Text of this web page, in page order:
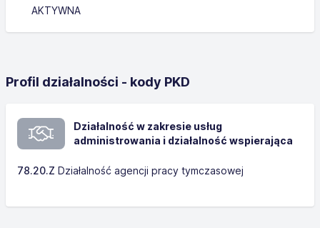
AKTYWNA
Profil działalności - kody PKD
Działalność w zakresie usług
administrowania i działalność wspierająca
78.20.Z Działalność agencji pracy tymczasowej